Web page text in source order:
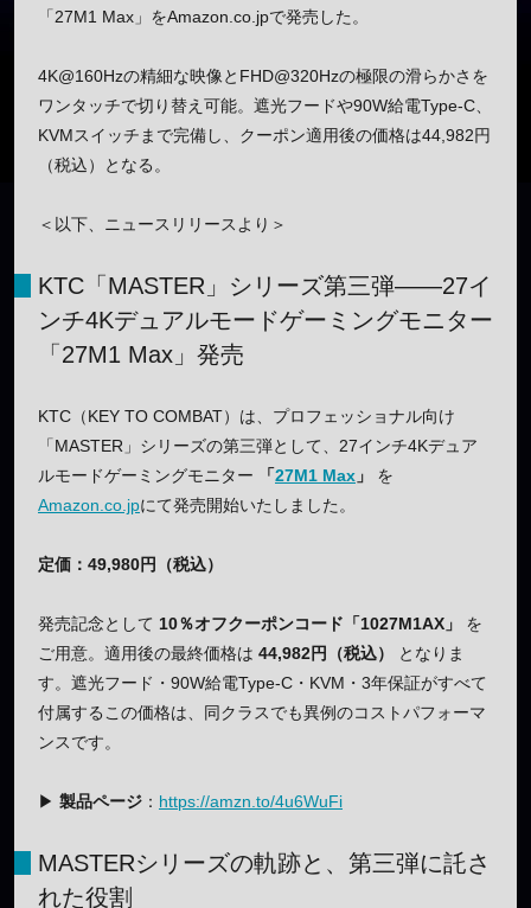
「27M1 Max」をAmazon.co.jpで発売した。
4K@160Hzの精細な映像とFHD@320Hzの極限の滑らかさを
ワンタッチで切り替え可能。遮光フードや90W給電Type-C、
KVMスイッチまで完備し、クーポン適用後の価格は44,982円
（税込）となる。
＜以下、ニュースリリースより＞
KTC「MASTER」シリーズ第三弾――27イ
ンチ4Kデュアルモードゲーミングモニター
「27M1 Max」発売
KTC（KEY TO COMBAT）は、プロフェッショナル向け
「MASTER」シリーズの第三弾として、27インチ4Kデュア
ルモードゲーミングモニター
「27M1 Max 」
を
Amazon.co.jpにて発売開始いたしました。
定価：49,980円（税込）
発売記念として 10％オフクーポンコード「1027M1AX」
を
ご用意。適用後の最終価格は 44,982円（税込）
となりま
す。遮光フード・90W給電Type-C・KVM・3年保証がすべて
付属するこの価格は、同クラスでも異例のコストパフォーマ
ンスです。
▶ 製品ページ ： https://amzn.to/4u6WuFi
MASTERシリーズの軌跡と、第三弾に託さ
れた役割